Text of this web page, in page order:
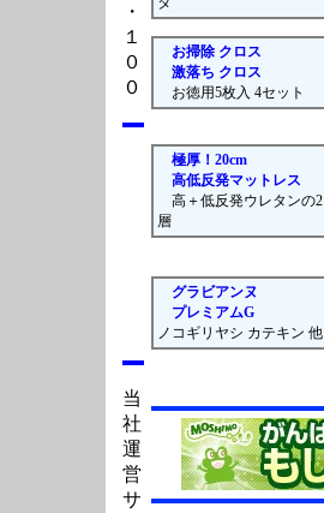
・
１
０
０
当
社
運
営
サ
お掃除 クロス
激落ち クロス
お徳用5枚入 4セット
極厚！20cm
高低反発マットレス
高＋低反発ウレタンの2
層
グラビアンヌ
プレミアムG
ノコギリヤシ カテキン 他